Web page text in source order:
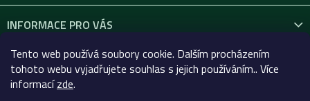
Tento web používá soubory cookie. Dalším procházením
tohoto webu vyjadřujete souhlas s jejich používáním.. Více
informacízde.
INFORMACE PRO VÁS
KONTAKT